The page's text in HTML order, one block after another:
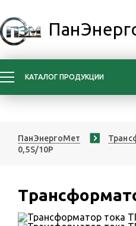
КАТАЛОГ ПРОДУКЦИИ
ПанЭнергоМет
0,5S/10Р